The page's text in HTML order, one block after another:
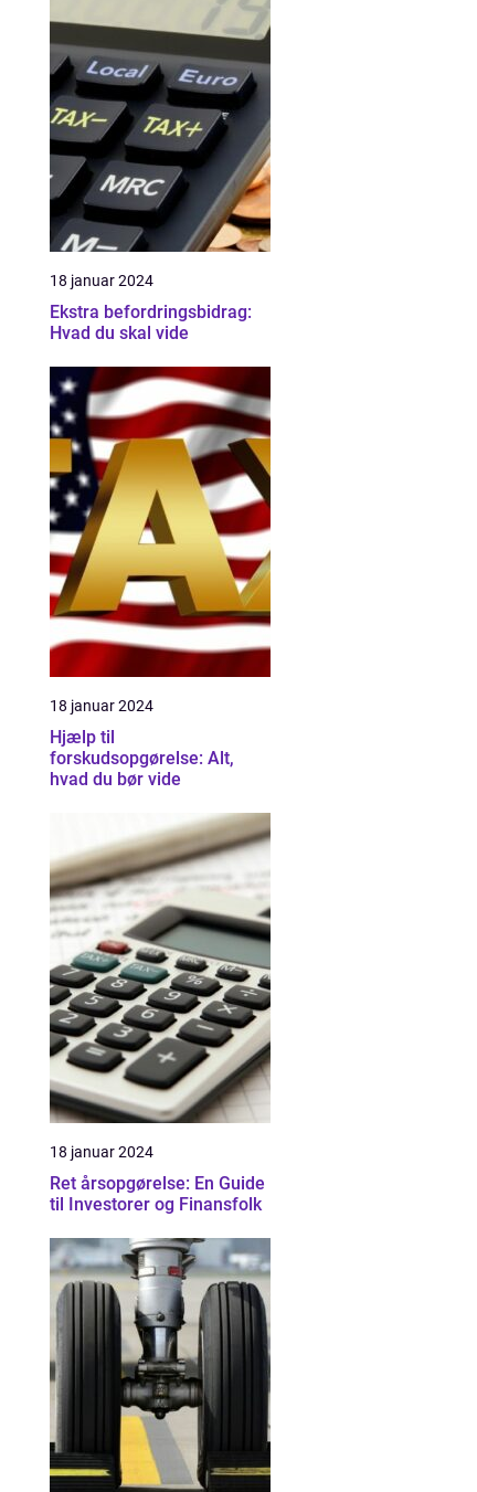
18 januar 2024
Ekstra befordringsbidrag:
Hvad du skal vide
18 januar 2024
Hjælp til
forskudsopgørelse: Alt,
hvad du bør vide
18 januar 2024
Ret årsopgørelse: En Guide
til Investorer og Finansfolk